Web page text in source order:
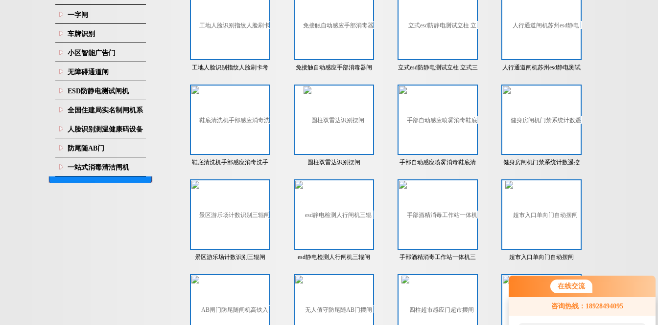
在线交流
咨询热线：18928494095
一字闸
车牌识别
小区智能广告门
无障碍通道闸
ESD防静电测试闸机
全国住建局实名制闸机系
统
人脸识别测温健康码设备
防尾随AB门
一站式消毒清洁闸机
工地人脸识别指纹人脸刷卡考 免接触自动感应手部消毒器闸 立式esd防静电测试立柱 立式三 人行通道闸机苏州esd静电测试
鞋底清洗机手部感应消毒洗手 圆柱双雷达识别摆闸 手部自动感应喷雾消毒鞋底清 健身房闸机门禁系统计数遥控
景区游乐场计数识别三辊闸 esd静电检测人行闸机三辊闸 手部酒精消毒工作站一体机三 超市入口单向门自动摆闸